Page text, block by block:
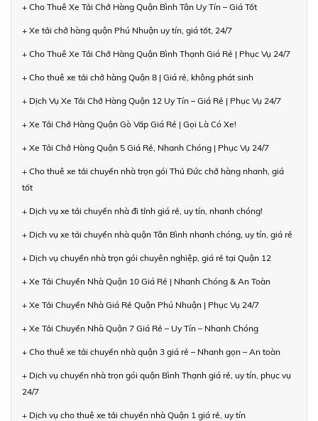
+ Cho Thuê Xe Tải Chở Hàng Quận Bình Tân Uy Tín – Giá Tốt
+ Xe tải chở hàng quận Phú Nhuận uy tín, giá tốt, 24/7
+ Cho Thuê Xe Tải Chở Hàng Quận Bình Thạnh Giá Rẻ | Phục Vụ 24/7
+ Cho thuê xe tải chở hàng Quận 8 | Giá rẻ, không phát sinh
+ Dịch Vụ Xe Tải Chở Hàng Quận 12 Uy Tín – Giá Rẻ | Phục Vụ 24/7
+ Xe Tải Chở Hàng Quận Gò Vấp Giá Rẻ | Gọi Là Có Xe!
+ Xe Tải Chở Hàng Quận 5 Giá Rẻ, Nhanh Chóng | Phục Vụ 24/7
+ Cho thuê xe tải chuyển nhà trọn gói Thủ Đức chở hàng nhanh, giá
tốt
+ Dịch vụ xe tải chuyển nhà đi tỉnh giá rẻ, uy tín, nhanh chóng!
+ Dịch vụ xe tải chuyển nhà quận Tân Bình nhanh chóng, uy tín, giá rẻ
+ Dịch vụ chuyển nhà trọn gói chuyên nghiệp, giá rẻ tại Quận 12
+ Xe Tải Chuyển Nhà Quận 10 Giá Rẻ | Nhanh Chóng & An Toàn
+ Xe Tải Chuyển Nhà Giá Rẻ Quận Phú Nhuận | Phục Vụ 24/7
+ Xe Tải Chuyển Nhà Quận 7 Giá Rẻ – Uy Tín – Nhanh Chóng
+ Cho thuê xe tải chuyển nhà quận 3 giá rẻ – Nhanh gọn – An toàn
+ Dịch vụ chuyển nhà trọn gói quận Bình Thạnh giá rẻ, uy tín, phục vụ
24/7
+ Dịch vụ cho thuê xe tải chuyển nhà Quận 1 giá rẻ, uy tín